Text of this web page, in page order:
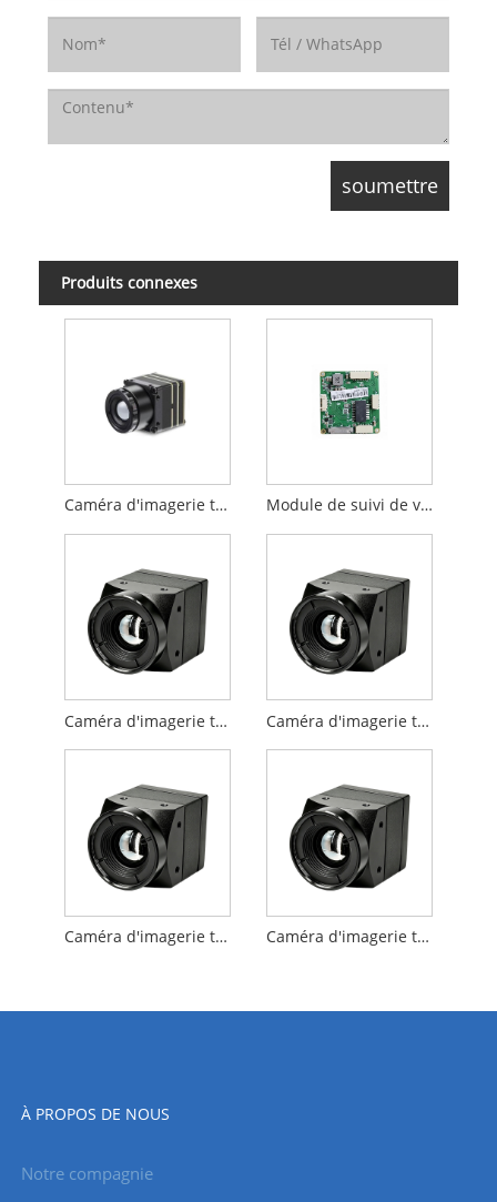
Produits connexes
Caméra d'imagerie thermique 640x512 pour drone FPV Module de suivi de vision IA pour drone FPV
Caméra d'imagerie thermique à objectif 640x512 6.9mm pour Drone FPV Caméra d'imagerie thermique à objectif 640x512 9.1mm pour Drone FPV
Caméra d'imagerie thermique à objectif 640x512 13mm pour Drone FPV Caméra d'imagerie thermique à objectif 640x512 24mm pour Drone FPV
À PROPOS DE NOUS
Notre compagnie